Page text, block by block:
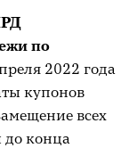
по
2022 года
купонов
всех
до конца